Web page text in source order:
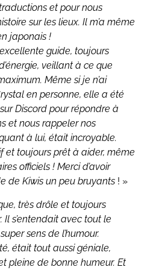
et pour nous
sur les lieux. Il m’a même
japonais !
guide, toujours
veillant à ce que
Même si je n’ai
en personne, elle a été
Discord pour répondre à
et nous rappeler nos
à lui, était incroyable.
et toujours prêt à aider, même
officiels ! Merci d’avoir
de Kiwis un peu bruyants ! »
très drôle et toujours
s’entendait avec tout le
sens de l’humour.
était tout aussi géniale,
pleine de bonne humeur. Et